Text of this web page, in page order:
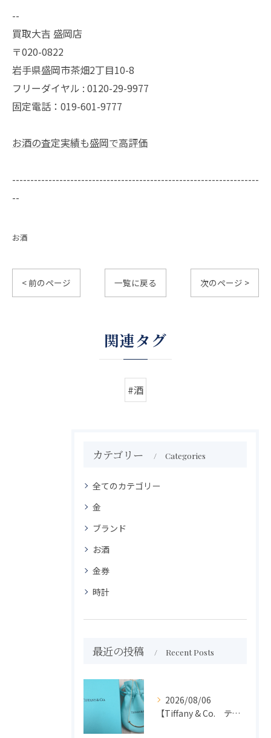
--
買取大吉 盛岡店
〒020-0822
岩手県盛岡市茶畑2丁目10-8
フリーダイヤル : 0120-29-9977
固定電話：019-601-9777
お酒の査定実績も盛岡で高評価
--------------------------------------------------------------------
--
お酒
< 前のページ 一覧に戻る 次のページ >
関連タグ
#酒
カテゴリー Categories
全てのカテゴリー
金
ブランド
お酒
金券
時計
最近の投稿 Recent Posts
2026/08/06
【Tiffany & Co. ティファニー】買取 大吉盛岡店 アクセサリー買取しました！！